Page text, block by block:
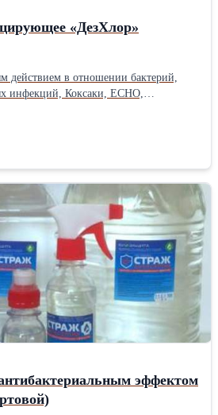
«ДезХлор»
действием в отношении бактерий,
инфекций, Коксаки, ЕСНО,
гепатитов, ВИЧ-инфекций;
гриппа H5N1», герпетической,
грибов рода Кандида,
1-4 табл. на 10 литров воды
- 300 таблеток. Производство -
эффектом